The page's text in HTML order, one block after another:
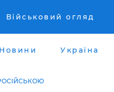
Військовий огляд
Новини Україна